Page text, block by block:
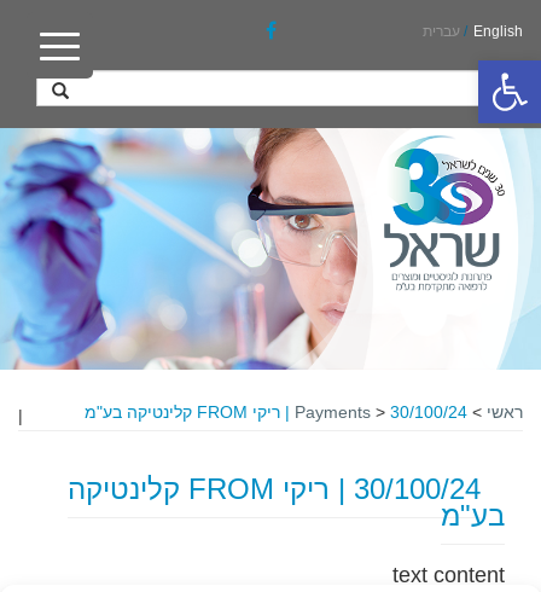
פתח סרגל נגישות
English
/ עברית
ראשי >
Payments > 30/100/24 | ריקי FROM קלינטיקה בע"מ |
30/100/24 | ריקי FROM קלינטיקה
בע"מ
text content